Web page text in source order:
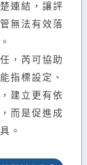
連結，讓評
無法有效落
，芮可協助
指標設定、
建立更有依
而是促進成
。